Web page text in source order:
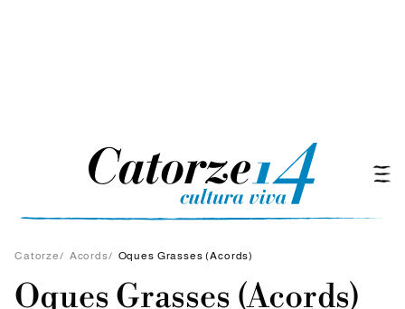
Catorze/ Acords/ Oques Grasses (Acords)
Oques Grasses (Acords)